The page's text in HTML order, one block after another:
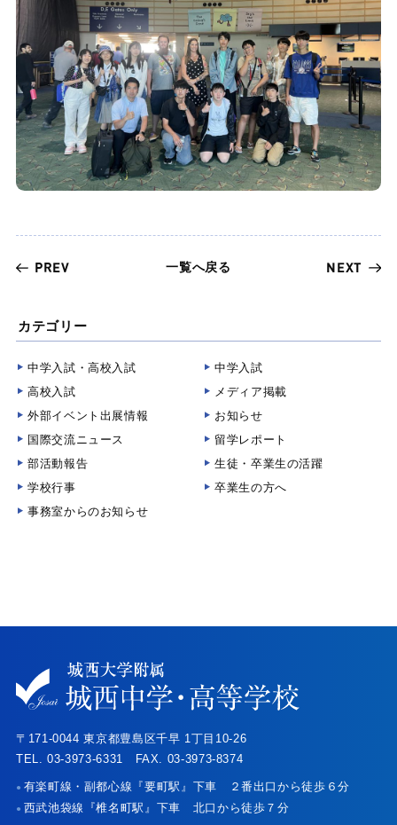
PREV 一覧へ戻る NEXT
カテゴリー
中学入試・高校入試
中学入試
高校入試
メディア掲載
外部イベント出展情報
お知らせ
国際交流ニュース
留学レポート
部活動報告
生徒・卒業生の活躍
学校行事
卒業生の方へ
事務室からのお知らせ
〒171-0044 東京都豊島区千早 1丁目10-26
TEL. 03-3973-6331 FAX. 03-3973-8374
● 有楽町線・副都心線『要町駅』下車 ２番出口から徒歩６分
● 西武池袋線『椎名町駅』下車 北口から徒歩７分